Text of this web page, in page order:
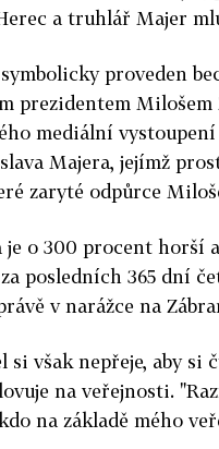
a truhlář Majer
proveden
prezidentem
mediální
Majera, jejímž
zaryté odpůrce
je o 300 procent horší
posledních 365 dní
v narážce na
si však nepřeje, aby
na veřejnosti.
na základě mého